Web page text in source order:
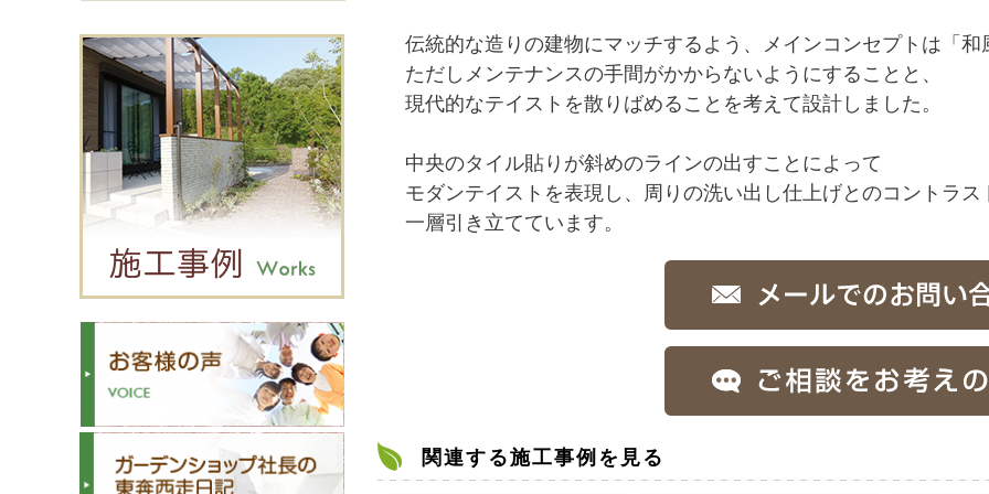
伝統的な造りの建物にマッチするよう、メインコンセプトは「和
ただしメンテナンスの手間がかからないようにすることと、
現代的なテイストを散りばめることを考えて設計しました。
中央のタイル貼りが斜めのラインの出すことによって
モダンテイストを表現し、周りの洗い出し仕上げとのコントラス
一層引き立てています。
関連する施工事例を見る